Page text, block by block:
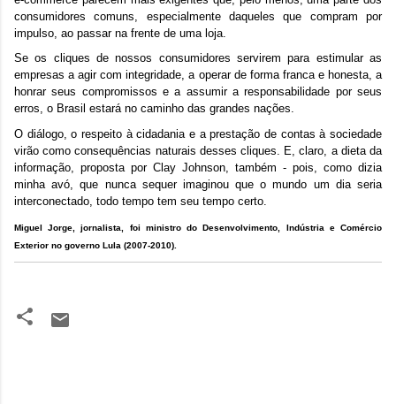
consumidores comuns, especialmente daqueles que compram por
impulso, ao passar na frente de uma loja.
Se os cliques de nossos consumidores servirem para estimular as
empresas a agir com integridade, a operar de forma franca e honesta, a
honrar seus compromissos e a assumir a responsabilidade por seus
erros, o Brasil estará no caminho das grandes nações.
O diálogo, o respeito à cidadania e a prestação de contas à sociedade
virão como consequências naturais desses cliques. E, claro, a dieta da
informação, proposta por Clay Johnson, também - pois, como dizia
minha avó, que nunca sequer imaginou que o mundo um dia seria
interconectado, todo tempo tem seu tempo certo.
Miguel Jorge, jornalista, foi ministro do Desenvolvimento, Indústria e Comércio
Exterior no governo Lula (2007-2010).